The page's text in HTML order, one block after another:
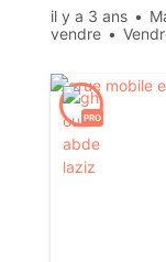
il y a 3 ans
vendre
PRO